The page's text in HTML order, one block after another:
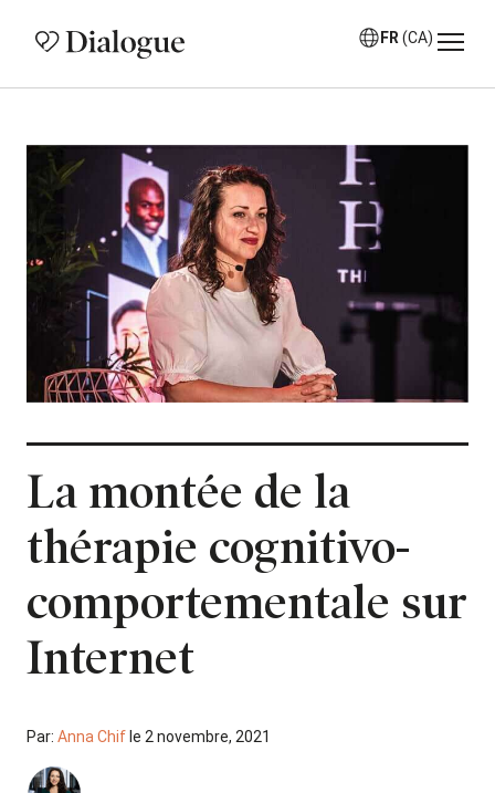
FR (CA)
La montée de la
thérapie cognitivo-
comportementale sur
Internet
Par: Anna Chif le 2 novembre, 2021